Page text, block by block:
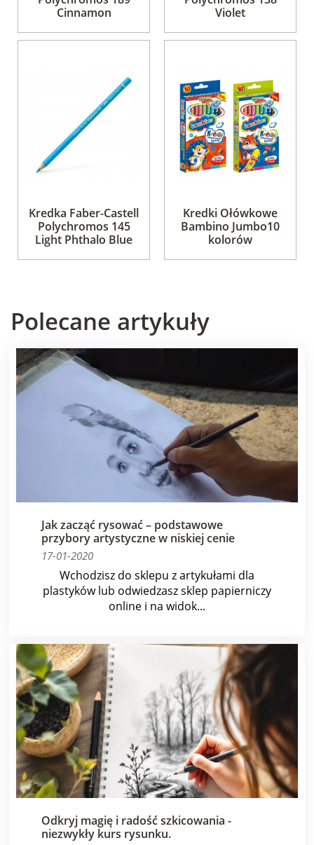
Cinnamon
Violet
Kredka Faber-Castell
Polychromos 145
Light Phthalo Blue
Kredki Ołówkowe
Bambino Jumbo10
kolorów
Polecane artykuły
Jak zacząć rysować – podstawowe
przybory artystyczne w niskiej cenie
17-01-2020
Wchodzisz do sklepu z artykułami dla
plastyków lub odwiedzasz sklep papierniczy
online i na widok...
Odkryj magię i radość szkicowania -
niezwykły kurs rysunku.